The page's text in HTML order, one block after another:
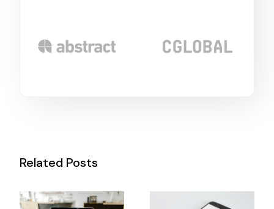
Related Posts